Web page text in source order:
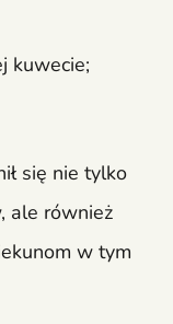
kuwecie;
się nie tylko
ale również
w tym